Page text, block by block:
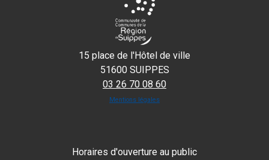
15 place de l'Hôtel de ville
51600 SUIPPES
03 26 70 08 60
Mentions légales
Horaires d'ouverture au public